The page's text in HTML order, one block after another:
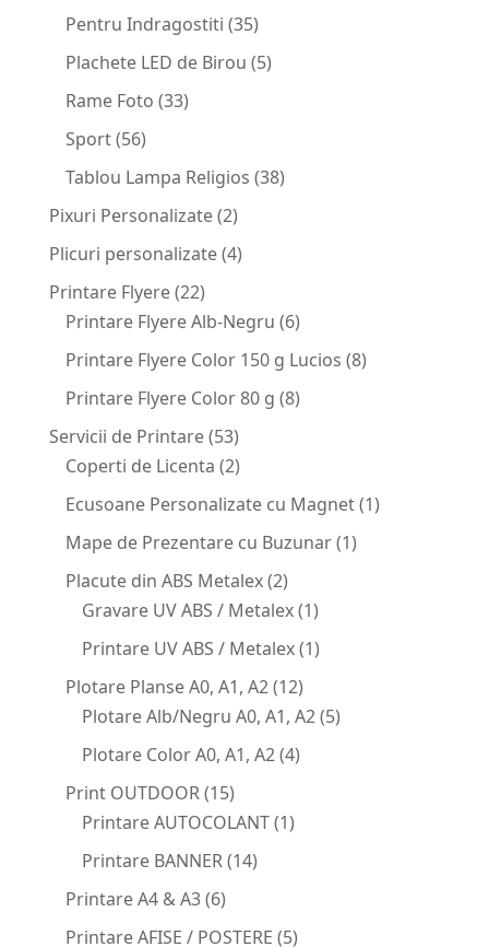
Pentru Indragostiti (35)
Plachete LED de Birou (5)
Rame Foto (33)
Sport(56)
Tablou Lampa Religios (38)
Pixuri Personalizate(2)
Plicuri personalizate(4)
Printare Flyere(22)
Printare Flyere Alb-Negru (6)
Printare Flyere Color 150 g Lucios (8)
Printare Flyere Color 80 g (8)
Servicii de Printare(53)
Coperti de Licenta (2)
Ecusoane Personalizate cu Magnet(1)
Mape de Prezentare cu Buzunar(1)
Placute din ABS Metalex(2)
Gravare UV ABS / Metalex(1)
Printare UV ABS / Metalex(1)
Plotare Planse A0, A1, A2(12)
Plotare Alb/Negru A0, A1, A2(5)
Plotare Color A0, A1, A2(4)
Print OUTDOOR(15)
Printare AUTOCOLANT(1)
Printare BANNER(14)
Printare A4 & A3(6)
Printare AFISE / POSTERE (5)